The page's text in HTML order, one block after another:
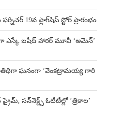
19వ ఫ్లాగ్‌షిప్ స్టోర్ ప్రారంభం
ఎస్కే బషీద్‌ హారర్ మూవీ ‘అమెన్’
అతిథిగా ఘనంగా ‘వెంకట్రామయ్య గారి
సన్‌నెక్ట్స్ ఓటీటీల్లో ‘త్రికాల’